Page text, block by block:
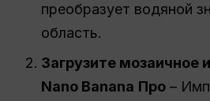
преобразует водяной
область.
Загрузите мозаичное
Nano Banana Про –